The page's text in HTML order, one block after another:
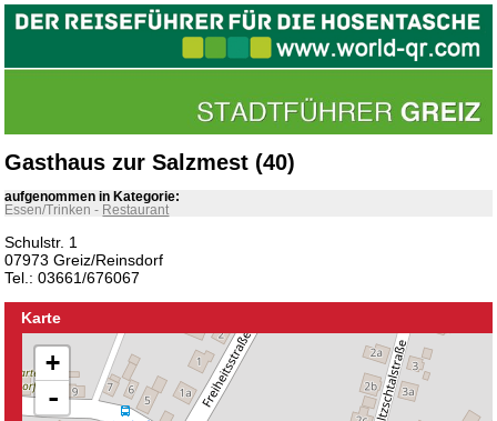
Gasthaus zur Salzmest (40)
aufgenommen in Kategorie:
Essen/Trinken - Restaurant
Schulstr. 1
07973 Greiz/Reinsdorf
Tel.: 03661/676067
Karte
+
-